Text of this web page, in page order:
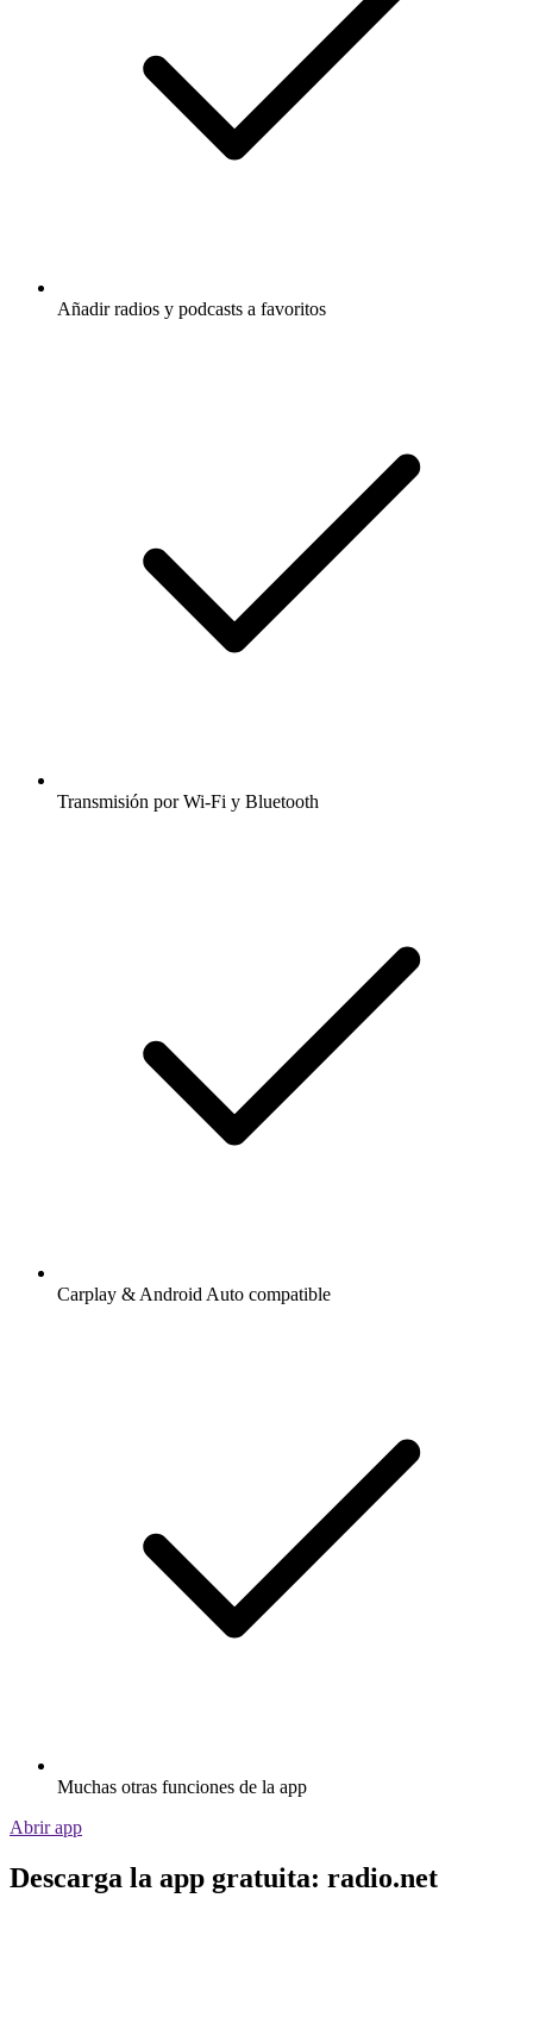
Añadir radios y podcasts a favoritos
Transmisión por Wi-Fi y Bluetooth
Carplay & Android Auto compatible
Muchas otras funciones de la app
Abrir app
Descarga la app gratuita: radio.net